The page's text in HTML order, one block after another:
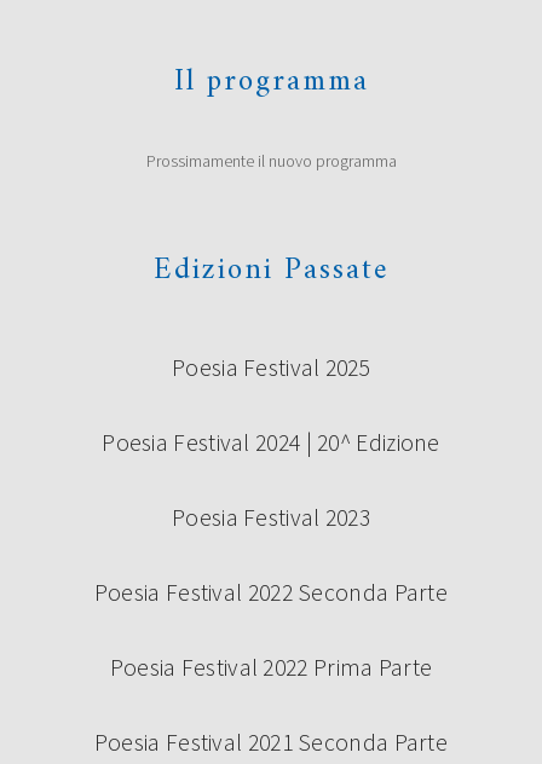
Il programma
Prossimamente il nuovo programma
Edizioni Passate
Poesia Festival 2025
Poesia Festival 2024 | 20^ Edizione
Poesia Festival 2023
Poesia Festival 2022 Seconda Parte
Poesia Festival 2022 Prima Parte
Poesia Festival 2021 Seconda Parte